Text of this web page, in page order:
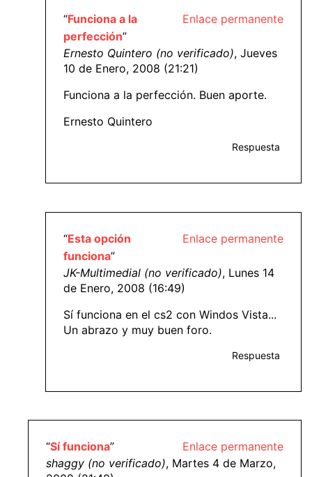
Enlace permanente
“Funciona a la
perfección”
Ernesto Quintero (no verificado), Jueves
10 de Enero, 2008 (21:21)
Funciona a la perfección. Buen aporte.
Ernesto Quintero
Respuesta
Enlace permanente
“Esta opción
funciona”
JK-Multimedial (no verificado), Lunes 14
de Enero, 2008 (16:49)
Sí funciona en el cs2 con Windos Vista...
Un abrazo y muy buen foro.
Respuesta
Enlace permanente
“Sí funciona”
shaggy (no verificado), Martes 4 de Marzo,